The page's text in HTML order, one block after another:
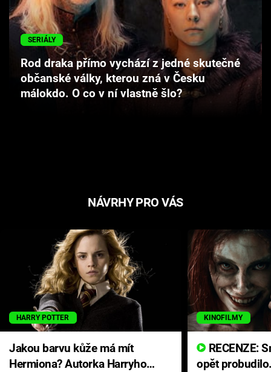
Hry
Cool Esport
Pořady
SERIÁLY
Rod draka přímo vychází z jedné skutečné
občanské války, kterou zná v Česku
málokdo. O co v ní vlastně šlo?
NÁVRHY PRO VÁS
HARRY POTTER
Jakou barvu kůže má mít
Hermiona? Autorka Harryho
KINOFILMY
opět